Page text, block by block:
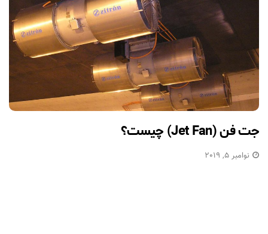
جت فن (Jet Fan) چیست؟
نوامبر 5, 2019